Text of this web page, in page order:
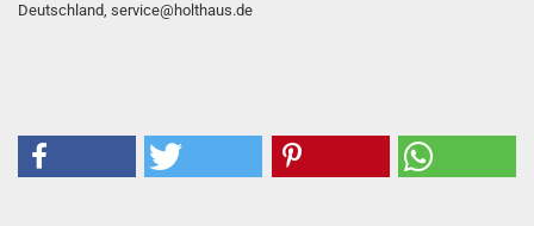
Deutschland, service@holthaus.de